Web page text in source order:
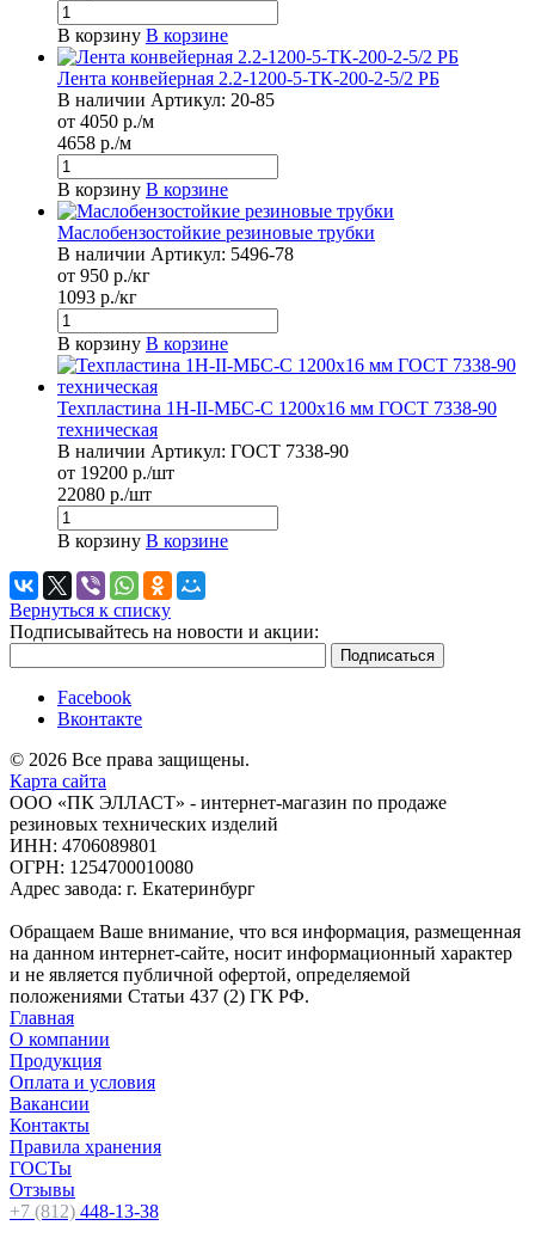
В корзину В корзине
Лента конвейерная 2.2-1200-5-ТК-200-2-5/2 РБ
В наличии Артикул: 20-85
от 4050 р./м
4658 р./м
В корзину В корзине
Маслобензостойкие резиновые трубки
В наличии Артикул: 5496-78
от 950 р./кг
1093 р./кг
В корзину В корзине
Техпластина 1Н-II-МБС-С 1200х16 мм ГОСТ 7338-90
техническая
В наличии Артикул: ГОСТ 7338-90
от 19200 р./шт
22080 р./шт
В корзину В корзине
Вернуться к списку
Подписывайтесь на новости и акции:
Facebook
Вконтакте
© 2026 Все права защищены.
Карта сайта
ООО «ПК ЭЛЛАСТ» - интернет-магазин по продаже
резиновых технических изделий
ИНН: 4706089801
ОГРН: 1254700010080
Адрес завода: г. Екатеринбург
Обращаем Ваше внимание, что вся информация, размещенная
на данном интернет-сайте, носит информационный характер
и не является публичной офертой, определяемой
положениями Статьи 437 (2) ГК РФ.
Главная
О компании
Продукция
Оплата и условия
Вакансии
Контакты
Правила хранения
ГОСТы
Отзывы
+7 (812) 448-13-38